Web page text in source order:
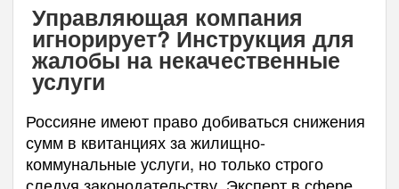
Управляющая компания
игнорирует? Инструкция для
жалобы на некачественные
услуги
Россияне имеют право добиваться снижения
сумм в квитанциях за жилищно-
коммунальные услуги, но только строго